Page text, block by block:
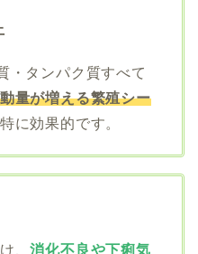
・タンパク質すべて
量が増える繁殖シー
に効果的です。
、消化不良や下痢気